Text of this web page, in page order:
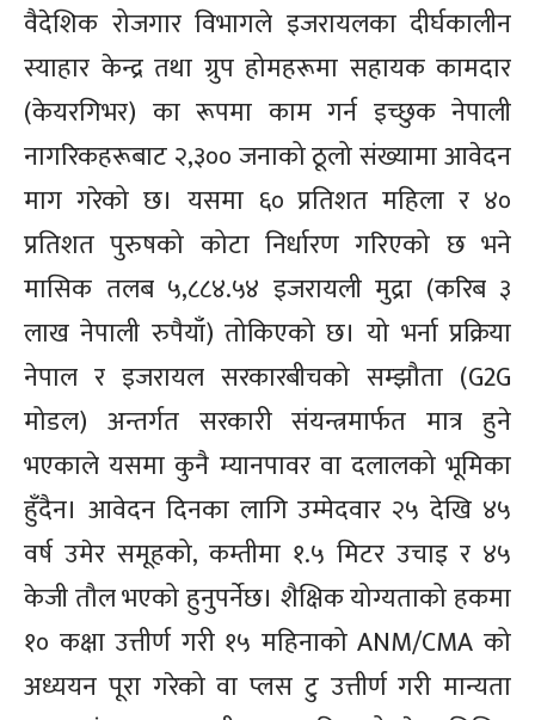
वैदेशिक रोजगार विभागले इजरायलका दीर्घकालीन
स्याहार केन्द्र तथा ग्रुप होमहरूमा सहायक कामदार
(केयरगिभर) का रूपमा काम गर्न इच्छुक नेपाली
नागरिकहरूबाट २,३०० जनाको ठूलो संख्यामा आवेदन
माग गरेको छ। यसमा ६० प्रतिशत महिला र ४०
प्रतिशत पुरुषको कोटा निर्धारण गरिएको छ भने
मासिक तलब ५,८८४.५४ इजरायली मुद्रा (करिब ३
लाख नेपाली रुपैयाँ) तोकिएको छ। यो भर्ना प्रक्रिया
नेपाल र इजरायल सरकारबीचको सम्झौता (G2G
मोडल) अन्तर्गत सरकारी संयन्त्रमार्फत मात्र हुने
भएकाले यसमा कुनै म्यानपावर वा दलालको भूमिका
हुँदैन। आवेदन दिनका लागि उम्मेदवार २५ देखि ४५
वर्ष उमेर समूहको, कम्तीमा १.५ मिटर उचाइ र ४५
केजी तौल भएको हुनुपर्नेछ। शैक्षिक योग्यताको हकमा
१० कक्षा उत्तीर्ण गरी १५ महिनाको ANM/CMA को
अध्ययन पूरा गरेको वा प्लस टु उत्तीर्ण गरी मान्यता